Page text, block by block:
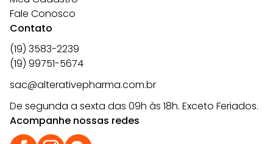
Fale Conosco
Contato
(19) 3583-2239
(19) 99751-5674
sac@alterativepharma.com.br
De segunda a sexta das 09h às 18h. Exceto Feriados.
Acompanhe nossas redes